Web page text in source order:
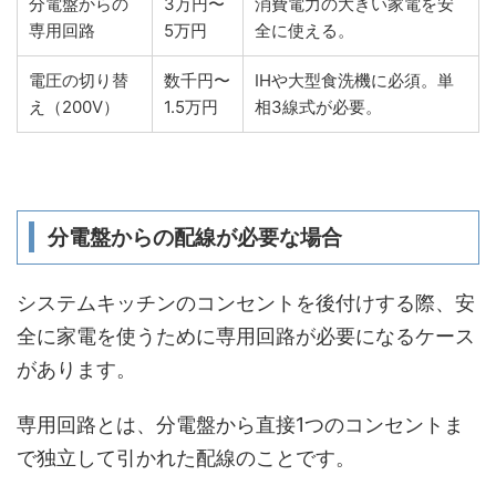
専用回路
5万円
全に使える。
電圧の切り替
え（200V）
数千円〜
1.5万円
IHや大型食洗機に必須。単
相3線式が必要。
分電盤からの配線が必要な場合
システムキッチンのコンセントを後付けする際、安
全に家電を使うために専用回路が必要になるケース
があります。
専用回路とは、分電盤から直接1つのコンセントま
で独立して引かれた配線のことです。